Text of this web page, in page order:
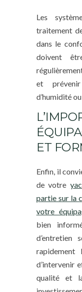
Les
traitement
dans le
doivent
et
d’humidité
ET
Enfin, il
de votre
partie sur la
votre
bien
d’entretien
rapidement
d’intervenir
qualité et